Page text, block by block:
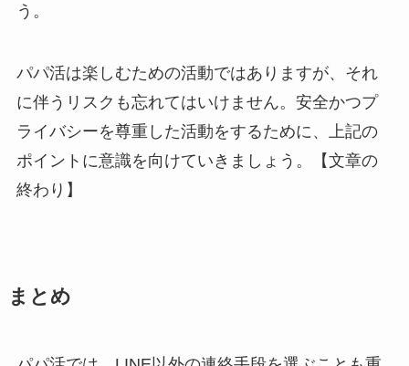
う。
パパ活は楽しむための活動ではありますが、それ
に伴うリスクも忘れてはいけません。安全かつプ
ライバシーを尊重した活動をするために、上記の
ポイントに意識を向けていきましょう。【文章の
終わり】
まとめ